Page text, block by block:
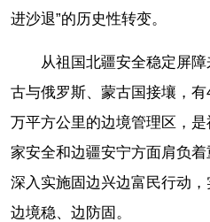
进沙退”的历史性转变。
从祖国北疆安全稳定屏
古与俄罗斯、蒙古国接壤，
万平方公里的边境管理区，是
家安全和边疆安宁方面肩负
深入实施固边兴边富民行动，
边境稳、边防固。